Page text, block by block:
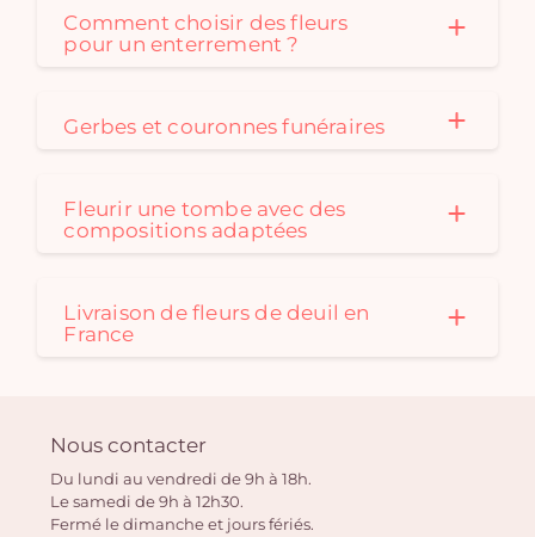
Comment choisir des fleurs
pour un enterrement ?
Gerbes et couronnes funéraires
Fleurir une tombe avec des
compositions adaptées
Livraison de fleurs de deuil en
France
Nous contacter
Du lundi au vendredi de 9h à 18h.
Le samedi de 9h à 12h30.
Fermé le dimanche et jours fériés.